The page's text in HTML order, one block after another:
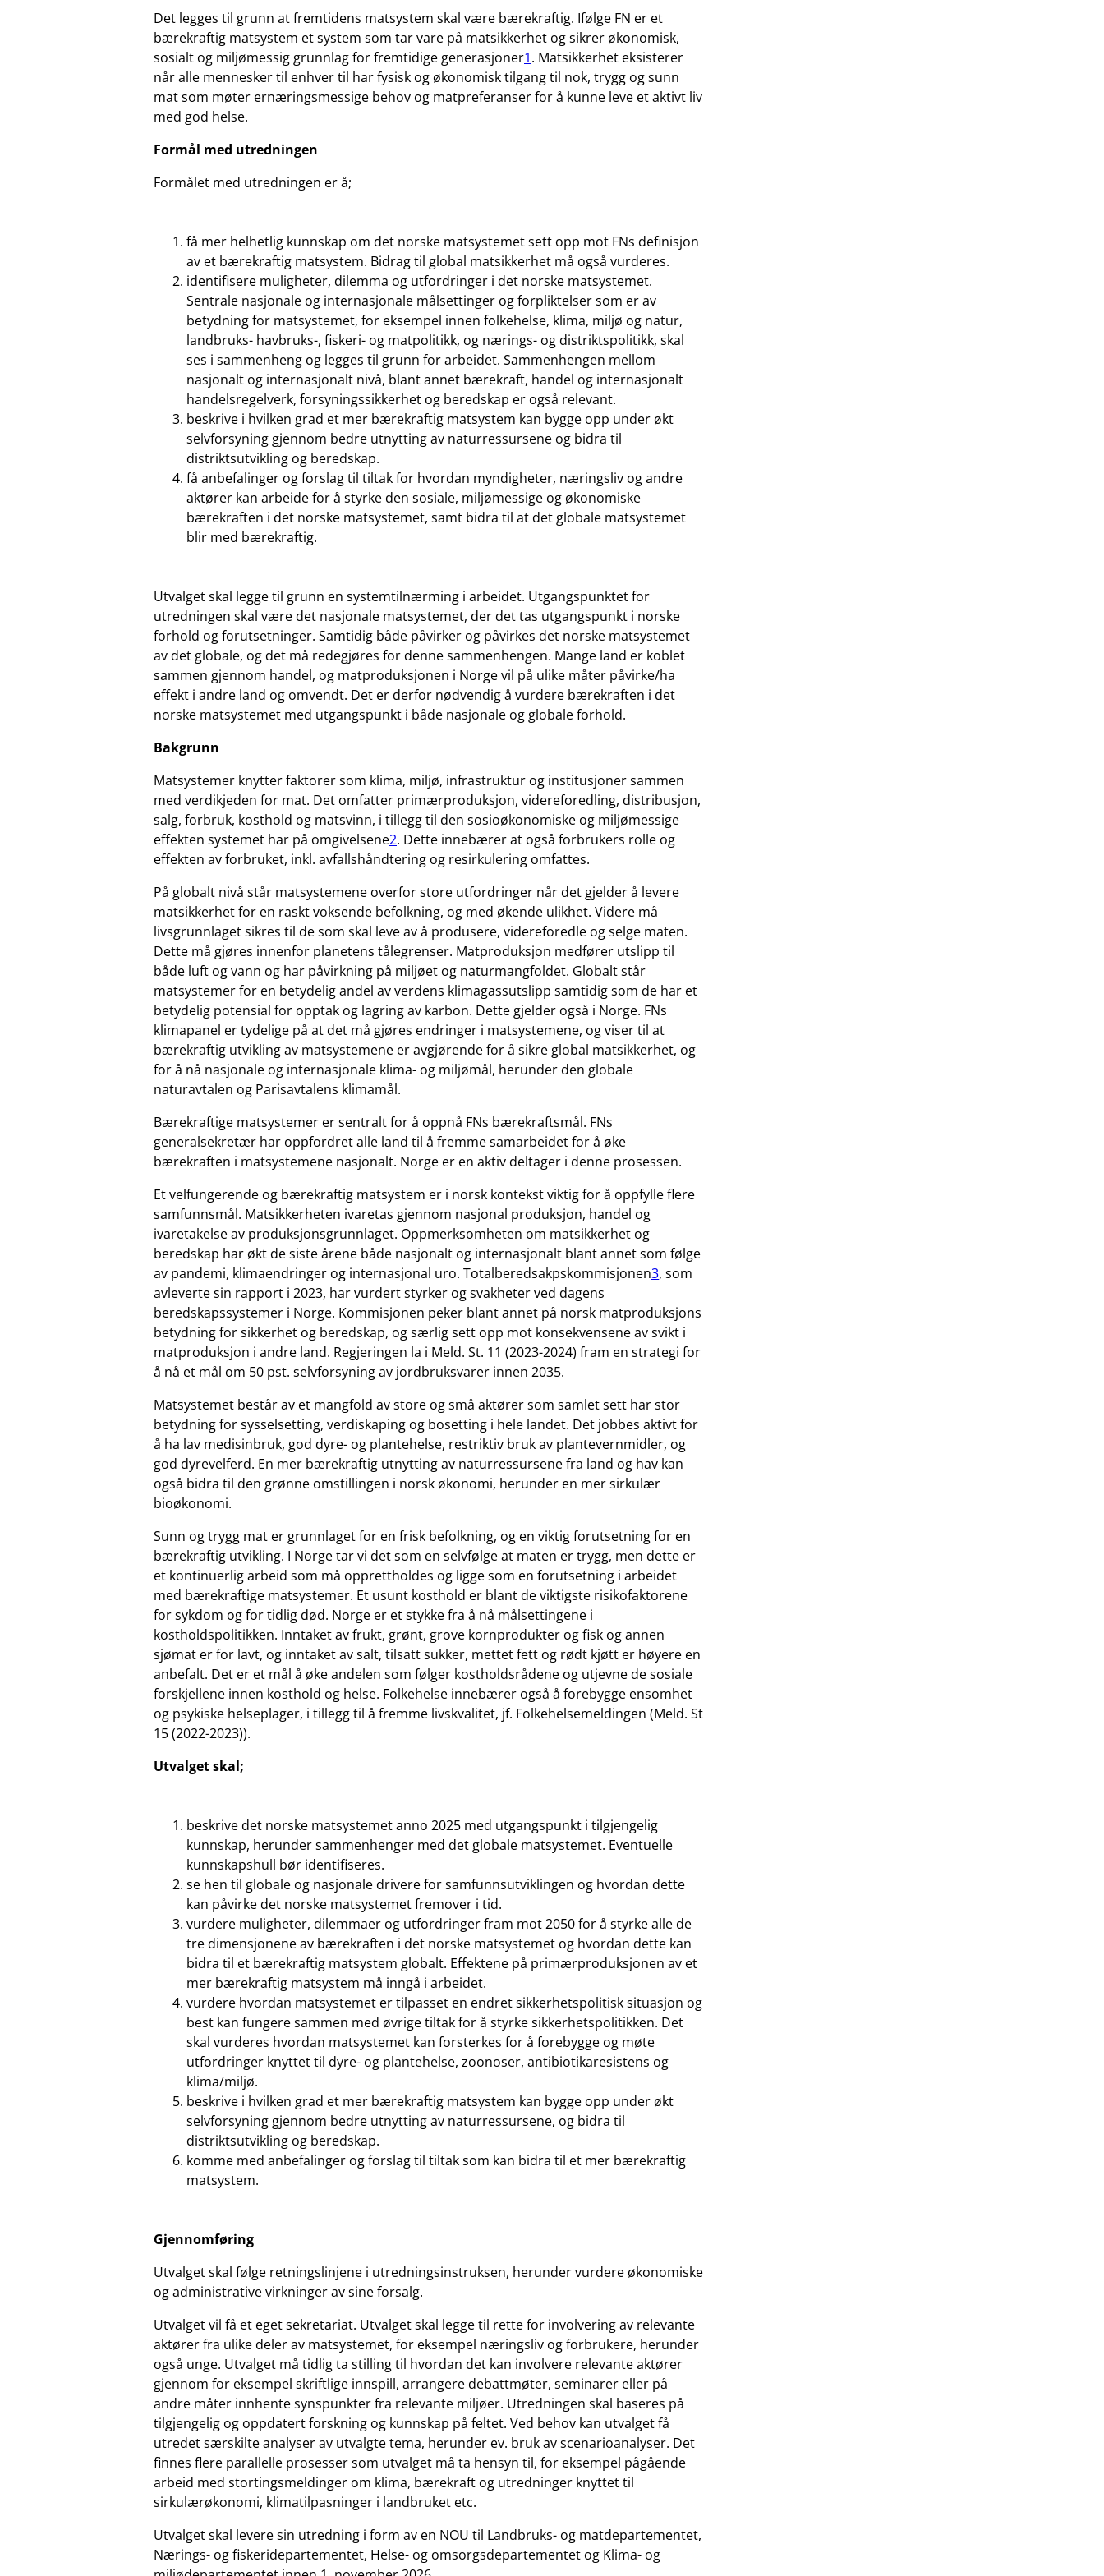
Det legges til grunn at fremtidens matsystem skal være bærekraftig. Ifølge FN er et
bærekraftig matsystem et system som tar vare på matsikkerhet og sikrer økonomisk,
sosialt og miljømessig grunnlag for fremtidige generasjoner1. Matsikkerhet eksisterer
når alle mennesker til enhver til har fysisk og økonomisk tilgang til nok, trygg og sunn
mat som møter ernæringsmessige behov og matpreferanser for å kunne leve et aktivt liv
med god helse.
Formål med utredningen
Formålet med utredningen er å;
få mer helhetlig kunnskap om det norske matsystemet sett opp mot FNs definisjon
av et bærekraftig matsystem. Bidrag til global matsikkerhet må også vurderes.
identifisere muligheter, dilemma og utfordringer i det norske matsystemet.
Sentrale nasjonale og internasjonale målsettinger og forpliktelser som er av
betydning for matsystemet, for eksempel innen folkehelse, klima, miljø og natur,
landbruks- havbruks-, fiskeri- og matpolitikk, og nærings- og distriktspolitikk, skal
ses i sammenheng og legges til grunn for arbeidet. Sammenhengen mellom
nasjonalt og internasjonalt nivå, blant annet bærekraft, handel og internasjonalt
handelsregelverk, forsyningssikkerhet og beredskap er også relevant.
beskrive i hvilken grad et mer bærekraftig matsystem kan bygge opp under økt
selvforsyning gjennom bedre utnytting av naturressursene og bidra til
distriktsutvikling og beredskap.
få anbefalinger og forslag til tiltak for hvordan myndigheter, næringsliv og andre
aktører kan arbeide for å styrke den sosiale, miljømessige og økonomiske
bærekraften i det norske matsystemet, samt bidra til at det globale matsystemet
blir med bærekraftig.
Utvalget skal legge til grunn en systemtilnærming i arbeidet. Utgangspunktet for
utredningen skal være det nasjonale matsystemet, der det tas utgangspunkt i norske
forhold og forutsetninger. Samtidig både påvirker og påvirkes det norske matsystemet
av det globale, og det må redegjøres for denne sammenhengen. Mange land er koblet
sammen gjennom handel, og matproduksjonen i Norge vil på ulike måter påvirke/ha
effekt i andre land og omvendt. Det er derfor nødvendig å vurdere bærekraften i det
norske matsystemet med utgangspunkt i både nasjonale og globale forhold.
Bakgrunn
Matsystemer knytter faktorer som klima, miljø, infrastruktur og institusjoner sammen
med verdikjeden for mat. Det omfatter primærproduksjon, videreforedling, distribusjon,
salg, forbruk, kosthold og matsvinn, i tillegg til den sosioøkonomiske og miljømessige
effekten systemet har på omgivelsene2. Dette innebærer at også forbrukers rolle og
effekten av forbruket, inkl. avfallshåndtering og resirkulering omfattes.
På globalt nivå står matsystemene overfor store utfordringer når det gjelder å levere
matsikkerhet for en raskt voksende befolkning, og med økende ulikhet. Videre må
livsgrunnlaget sikres til de som skal leve av å produsere, videreforedle og selge maten.
Dette må gjøres innenfor planetens tålegrenser. Matproduksjon medfører utslipp til
både luft og vann og har påvirkning på miljøet og naturmangfoldet. Globalt står
matsystemer for en betydelig andel av verdens klimagassutslipp samtidig som de har et
betydelig potensial for opptak og lagring av karbon. Dette gjelder også i Norge. FNs
klimapanel er tydelige på at det må gjøres endringer i matsystemene, og viser til at
bærekraftig utvikling av matsystemene er avgjørende for å sikre global matsikkerhet, og
for å nå nasjonale og internasjonale klima- og miljømål, herunder den globale
naturavtalen og Parisavtalens klimamål.
Bærekraftige matsystemer er sentralt for å oppnå FNs bærekraftsmål. FNs
generalsekretær har oppfordret alle land til å fremme samarbeidet for å øke
bærekraften i matsystemene nasjonalt. Norge er en aktiv deltager i denne prosessen.
Et velfungerende og bærekraftig matsystem er i norsk kontekst viktig for å oppfylle flere
samfunnsmål. Matsikkerheten ivaretas gjennom nasjonal produksjon, handel og
ivaretakelse av produksjonsgrunnlaget. Oppmerksomheten om matsikkerhet og
beredskap har økt de siste årene både nasjonalt og internasjonalt blant annet som følge
av pandemi, klimaendringer og internasjonal uro. Totalberedsakpskommisjonen3, som
avleverte sin rapport i 2023, har vurdert styrker og svakheter ved dagens
beredskapssystemer i Norge. Kommisjonen peker blant annet på norsk matproduksjons
betydning for sikkerhet og beredskap, og særlig sett opp mot konsekvensene av svikt i
matproduksjon i andre land. Regjeringen la i Meld. St. 11 (2023-2024) fram en strategi for
å nå et mål om 50 pst. selvforsyning av jordbruksvarer innen 2035.
Matsystemet består av et mangfold av store og små aktører som samlet sett har stor
betydning for sysselsetting, verdiskaping og bosetting i hele landet. Det jobbes aktivt for
å ha lav medisinbruk, god dyre- og plantehelse, restriktiv bruk av plantevernmidler, og
god dyrevelferd. En mer bærekraftig utnytting av naturressursene fra land og hav kan
også bidra til den grønne omstillingen i norsk økonomi, herunder en mer sirkulær
bioøkonomi.
Sunn og trygg mat er grunnlaget for en frisk befolkning, og en viktig forutsetning for en
bærekraftig utvikling. I Norge tar vi det som en selvfølge at maten er trygg, men dette er
et kontinuerlig arbeid som må opprettholdes og ligge som en forutsetning i arbeidet
med bærekraftige matsystemer. Et usunt kosthold er blant de viktigste risikofaktorene
for sykdom og for tidlig død. Norge er et stykke fra å nå målsettingene i
kostholdspolitikken. Inntaket av frukt, grønt, grove kornprodukter og fisk og annen
sjømat er for lavt, og inntaket av salt, tilsatt sukker, mettet fett og rødt kjøtt er høyere en
anbefalt. Det er et mål å øke andelen som følger kostholdsrådene og utjevne de sosiale
forskjellene innen kosthold og helse. Folkehelse innebærer også å forebygge ensomhet
og psykiske helseplager, i tillegg til å fremme livskvalitet, jf. Folkehelsemeldingen (Meld. St
15 (2022-2023)).
Utvalget skal;
beskrive det norske matsystemet anno 2025 med utgangspunkt i tilgjengelig
kunnskap, herunder sammenhenger med det globale matsystemet. Eventuelle
kunnskapshull bør identifiseres.
se hen til globale og nasjonale drivere for samfunnsutviklingen og hvordan dette
kan påvirke det norske matsystemet fremover i tid.
vurdere muligheter, dilemmaer og utfordringer fram mot 2050 for å styrke alle de
tre dimensjonene av bærekraften i det norske matsystemet og hvordan dette kan
bidra til et bærekraftig matsystem globalt. Effektene på primærproduksjonen av et
mer bærekraftig matsystem må inngå i arbeidet.
vurdere hvordan matsystemet er tilpasset en endret sikkerhetspolitisk situasjon og
best kan fungere sammen med øvrige tiltak for å styrke sikkerhetspolitikken. Det
skal vurderes hvordan matsystemet kan forsterkes for å forebygge og møte
utfordringer knyttet til dyre- og plantehelse, zoonoser, antibiotikaresistens og
klima/miljø.
beskrive i hvilken grad et mer bærekraftig matsystem kan bygge opp under økt
selvforsyning gjennom bedre utnytting av naturressursene, og bidra til
distriktsutvikling og beredskap.
komme med anbefalinger og forslag til tiltak som kan bidra til et mer bærekraftig
matsystem.
Gjennomføring
Utvalget skal følge retningslinjene i utredningsinstruksen, herunder vurdere økonomiske
og administrative virkninger av sine forsalg.
Utvalget vil få et eget sekretariat. Utvalget skal legge til rette for involvering av relevante
aktører fra ulike deler av matsystemet, for eksempel næringsliv og forbrukere, herunder
også unge. Utvalget må tidlig ta stilling til hvordan det kan involvere relevante aktører
gjennom for eksempel skriftlige innspill, arrangere debattmøter, seminarer eller på
andre måter innhente synspunkter fra relevante miljøer. Utredningen skal baseres på
tilgjengelig og oppdatert forskning og kunnskap på feltet. Ved behov kan utvalget få
utredet særskilte analyser av utvalgte tema, herunder ev. bruk av scenarioanalyser. Det
finnes flere parallelle prosesser som utvalget må ta hensyn til, for eksempel pågående
arbeid med stortingsmeldinger om klima, bærekraft og utredninger knyttet til
sirkulærøkonomi, klimatilpasninger i landbruket etc.
Utvalget skal levere sin utredning i form av en NOU til Landbruks- og matdepartementet,
Nærings- og fiskeridepartementet, Helse- og omsorgsdepartementet og Klima- og